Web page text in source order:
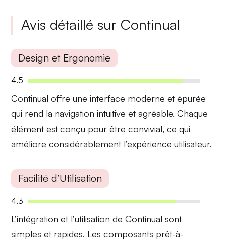
Avis détaillé sur Continual
Design et Ergonomie
4.5
Continual offre une interface moderne et épurée
qui rend la navigation intuitive et agréable. Chaque
élément est conçu pour être convivial, ce qui
améliore considérablement l’expérience utilisateur.
Facilité d’Utilisation
4.3
L’intégration et l’utilisation de Continual sont
simples et rapides. Les composants prêt-à-